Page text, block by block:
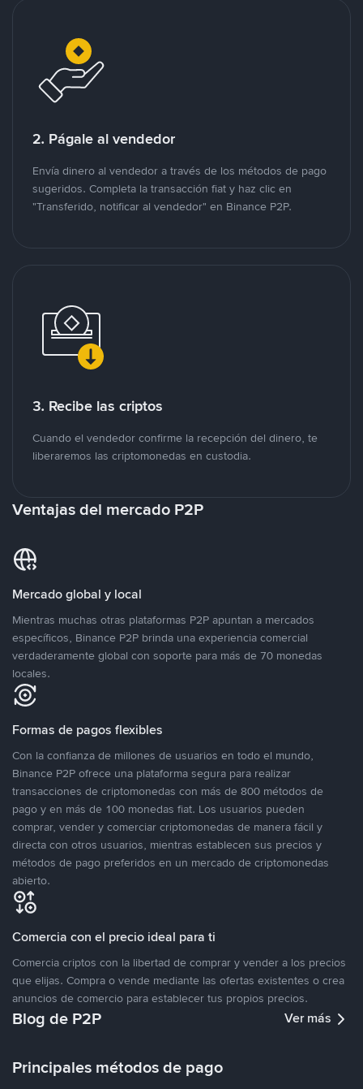
2. Págale al vendedor
Envía dinero al vendedor a través de los métodos de pago
sugeridos. Completa la transacción fiat y haz clic en
"Transferido, notificar al vendedor" en Binance P2P.
3. Recibe las criptos
Cuando el vendedor confirme la recepción del dinero, te
liberaremos las criptomonedas en custodia.
Ventajas del mercado P2P
Mercado global y local
Mientras muchas otras plataformas P2P apuntan a mercados
específicos, Binance P2P brinda una experiencia comercial
verdaderamente global con soporte para más de 70 monedas
locales.
Formas de pagos flexibles
Con la confianza de millones de usuarios en todo el mundo,
Binance P2P ofrece una plataforma segura para realizar
transacciones de criptomonedas con más de 800 métodos de
pago y en más de 100 monedas fiat. Los usuarios pueden
comprar, vender y comerciar criptomonedas de manera fácil y
directa con otros usuarios, mientras establecen sus precios y
métodos de pago preferidos en un mercado de criptomonedas
abierto.
Comercia con el precio ideal para ti
Comercia criptos con la libertad de comprar y vender a los precios
que elijas. Compra o vende mediante las ofertas existentes o crea
anuncios de comercio para establecer tus propios precios.
Blog de P2P Ver más
Principales métodos de pago